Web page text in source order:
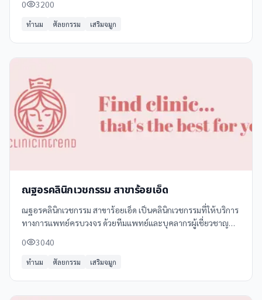
หน้าอก -
0 3200
ทำนม ศัลยกรรม เสริมจมูก
ณฐอรคลินิกเวชกรรม สาขาร้อยเอ็ด
ณฐอรคลินิกเวชกรรม สาขาร้อยเอ็ด เป็นคลินิกเวชกรรมที่ให้บริการ
ทางการแพทย์ครบวงจร ด้วยทีมแพทย์และบุคลากรผู้เชี่ยวชาญ
ครอบคลุมการตรวจรักษาทั่วไป
0 3040
ทำนม ศัลยกรรม เสริมจมูก